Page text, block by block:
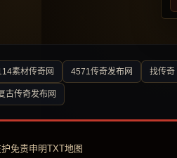
素材传奇网 4571传奇发布网 找传奇
古传奇发布网
免责申明TXT地图